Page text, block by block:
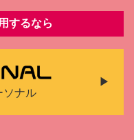
するなら
ソナル